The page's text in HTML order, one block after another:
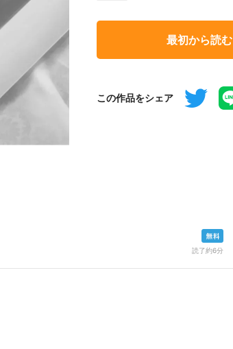
最初から読む
この作品をシェア
読了約6分